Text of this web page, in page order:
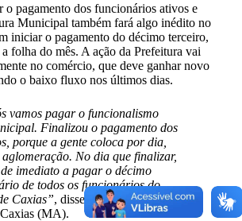
o pagamento dos funcionários ativos e
Municipal também fará algo inédito no
iniciar o pagamento do décimo terceiro,
folha do mês. A ação da Prefeitura vai
no comércio, que deve ganhar novo
o baixo fluxo nos últimos dias.
vamos pagar o funcionalismo
Finalizou o pagamento dos
porque a gente coloca por dia,
No dia que finalizar,
imediato a pagar o décimo
de todos os funcionários do
Caxias”, disse Fábio Gentil,
(MA).